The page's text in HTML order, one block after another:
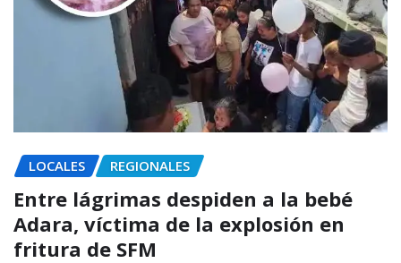
LOCALES REGIONALES
Entre lágrimas despiden a la bebé
Adara, víctima de la explosión en
fritura de SFM